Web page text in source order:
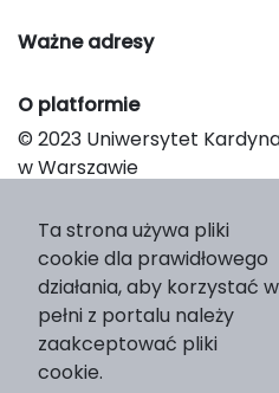
Ważne adresy
O platformie
© 2023 Uniwersytet
w Warszawie
Platform & Workflow by
Ta strona używa pliki
cookie dla prawidłowego
działania, aby korzystać w
pełni z portalu należy
zaakceptować pliki
cookie.